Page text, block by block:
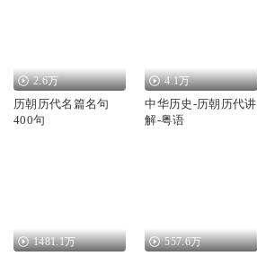
2.6万
历朝历代名篇名句
400句
4.1万
中华历史-历朝历代讲
解-粤语
1481.1万 557.6万